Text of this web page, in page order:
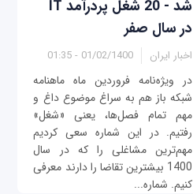
شد - 20 شغل پردرآمد IT
در سال صفر
اخبار ایران 01/02/1400 - 01:35
در ویژه‌نامه فروردین ماه ماهنامه
شبکه باز هم به سراغ موضوع داغ و
مهم تمام فصل‌ها، یعنی «شغل»
رفتیم. در این شماره سعی کردیم
مهم‌ترین مشاغلی را که در سال
1400 بیشترین تقاضا را دارند معرفی
کنیم. شماره...